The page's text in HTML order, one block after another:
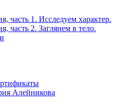
часть 1. Исследуем характер.
часть 2. Заглянем в тело.
Алейникова